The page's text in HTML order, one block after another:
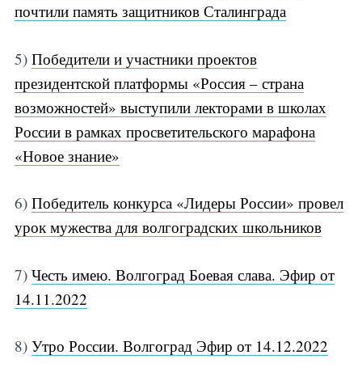
почтили память защитников Сталинграда
5) Победители и участники проектов
президентской платформы «Россия – страна
возможностей» выступили лекторами в школах
России в рамках просветительского марафона
«Новое знание»
6) Победитель конкурса «Лидеры России» провел
урок мужества для волгоградских школьников
7) Честь имею. Волгоград Боевая слава. Эфир от
14.11.2022
8) Утро России. Волгоград Эфир от 14.12.2022